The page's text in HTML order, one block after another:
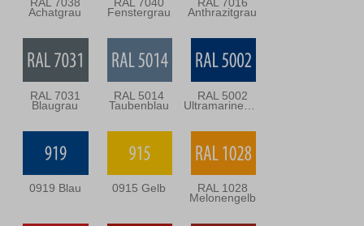
Achatgrau Fenstergrau Anthrazitgrau
RAL 7031
Blaugrau
RAL 5014
Taubenblau
RAL 5002
0919 Blau 0915 Gelb RAL 1028
Melonengelb